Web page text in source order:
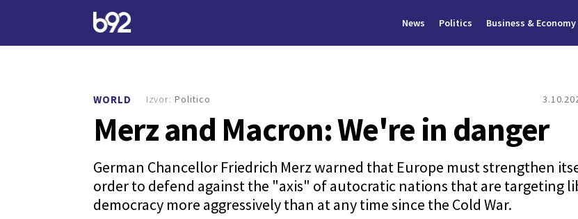
News Politics Business & Economy
WORLD
Merz and Macron: We're in danger
German Chancellor Friedrich Merz warned that Europe must strengthen
order to defend against the "axis" of autocratic nations that are targeting
democracy more aggressively than at any time since the Cold War.
Izvor: Politico